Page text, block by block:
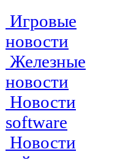
Игровые
новости
Железные
новости
Новости
software
Новости